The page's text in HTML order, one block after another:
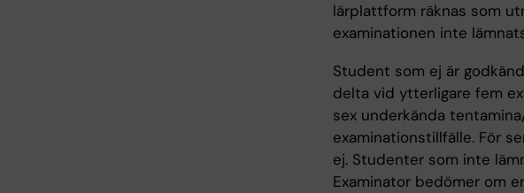
lärplattform räknas som
examinationen inte
Student som ej är
delta vid ytterligare fem
sex underkända
examinationstillfälle. För
ej. Studenter som inte
Examinator bedömer om